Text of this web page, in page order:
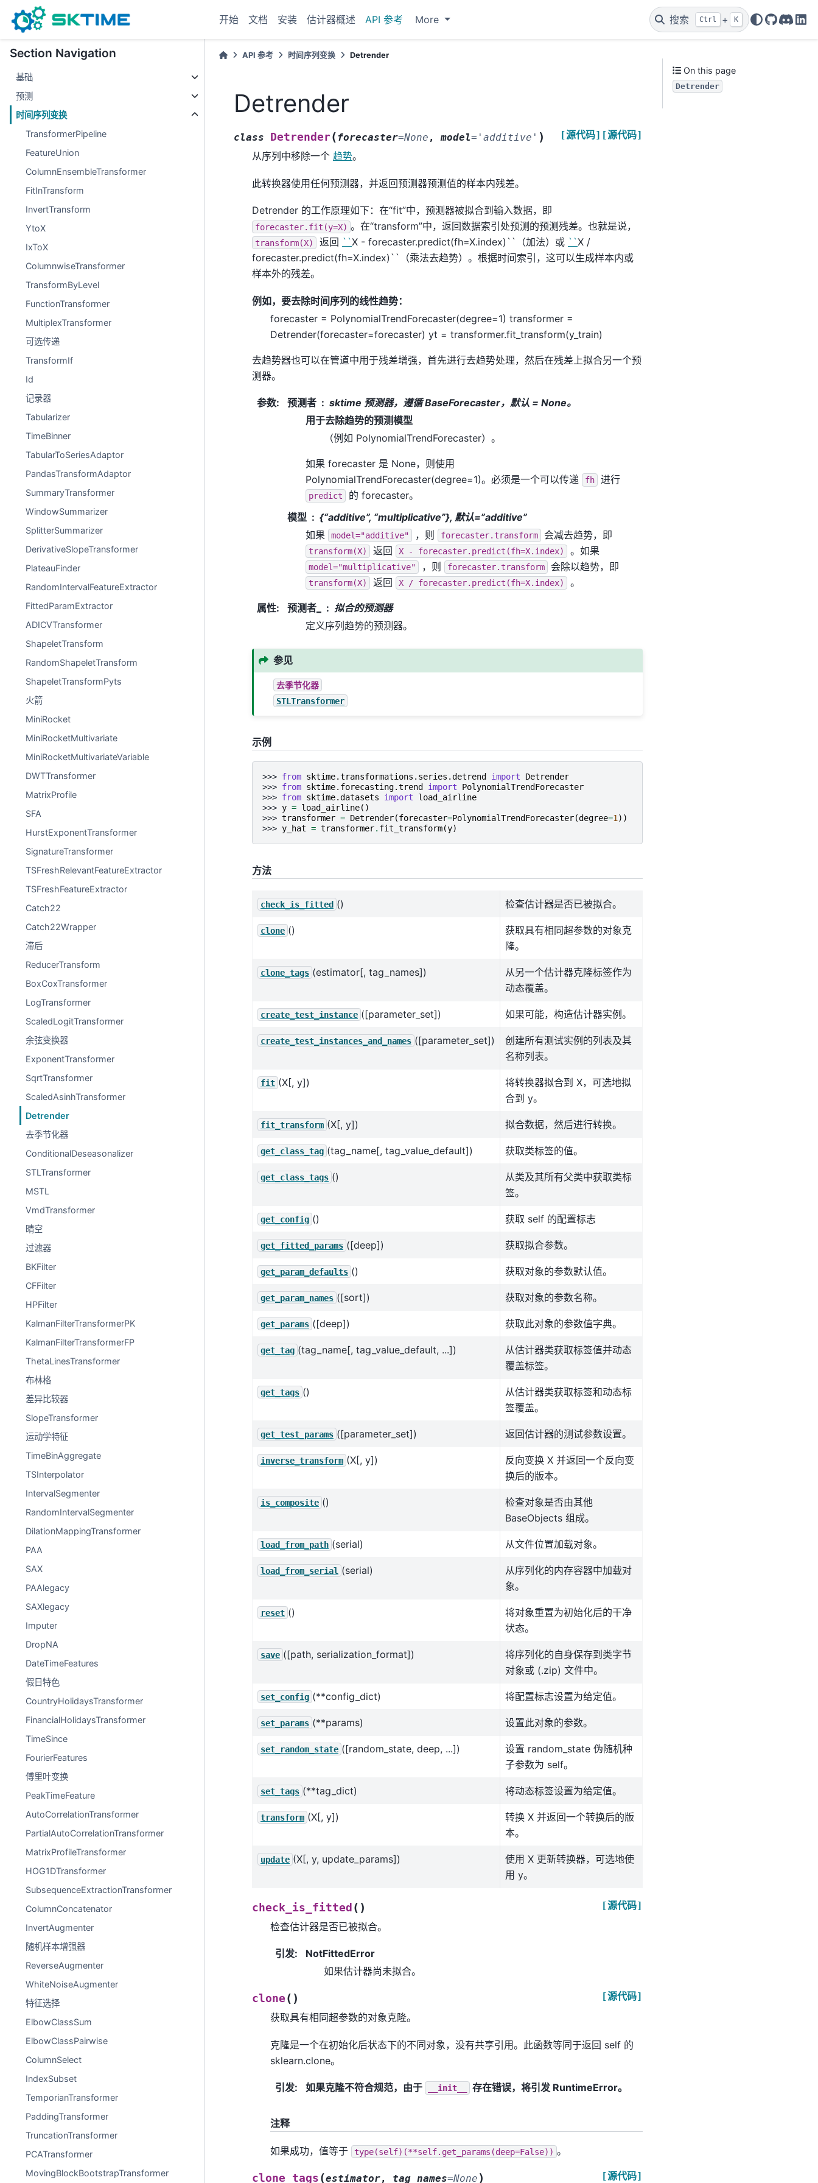
开始 文档 安装 估计器概述 API 参考 More 搜索 Ctrl + K
GitHub
Section Navigation
基础
预测
时间序列变换
TransformerPipeline
FeatureUnion
ColumnEnsembleTransformer
FitInTransform
InvertTransform
YtoX
IxToX
ColumnwiseTransformer
TransformByLevel
FunctionTransformer
MultiplexTransformer
可选传递
TransformIf
Id
记录器
Tabularizer
TimeBinner
TabularToSeriesAdaptor
PandasTransformAdaptor
SummaryTransformer
WindowSummarizer
SplitterSummarizer
DerivativeSlopeTransformer
PlateauFinder
RandomIntervalFeatureExtractor
FittedParamExtractor
ADICVTransformer
ShapeletTransform
RandomShapeletTransform
ShapeletTransformPyts
火箭
MiniRocket
MiniRocketMultivariate
MiniRocketMultivariateVariable
DWTTransformer
MatrixProfile
SFA
HurstExponentTransformer
SignatureTransformer
TSFreshRelevantFeatureExtractor
TSFreshFeatureExtractor
Catch22
Catch22Wrapper
滞后
ReducerTransform
BoxCoxTransformer
LogTransformer
ScaledLogitTransformer
余弦变换器
ExponentTransformer
SqrtTransformer
ScaledAsinhTransformer
Detrender
去季节化器
ConditionalDeseasonalizer
STLTransformer
MSTL
VmdTransformer
晴空
过滤器
BKFilter
CFFilter
HPFilter
KalmanFilterTransformerPK
KalmanFilterTransformerFP
ThetaLinesTransformer
布林格
差异比较器
SlopeTransformer
运动学特征
TimeBinAggregate
TSInterpolator
IntervalSegmenter
RandomIntervalSegmenter
DilationMappingTransformer
PAA
SAX
PAAlegacy
SAXlegacy
Imputer
DropNA
DateTimeFeatures
假日特色
CountryHolidaysTransformer
FinancialHolidaysTransformer
TimeSince
FourierFeatures
傅里叶变换
PeakTimeFeature
AutoCorrelationTransformer
PartialAutoCorrelationTransformer
MatrixProfileTransformer
HOG1DTransformer
SubsequenceExtractionTransformer
ColumnConcatenator
InvertAugmenter
随机样本增强器
ReverseAugmenter
WhiteNoiseAugmenter
特征选择
ElbowClassSum
ElbowClassPairwise
ColumnSelect
IndexSubset
TemporianTransformer
PaddingTransformer
TruncationTransformer
PCATransformer
MovingBlockBootstrapTransformer
API 参考 时间序列变换 Detrender
Detrender
class Detrender(forecaster=None ,model= 'additive' ) [源代码]
[源代码]
从序列中移除一个 趋势。
此转换器使用任何预测器，并返回预测器预测值的样本内残差。
Detrender 的工作原理如下：在“fit”中，预测器被拟合到输入数据，即
forecaster.fit(y=X) 。在“transform”中，返回数据索引处预测的预测残差。也就是说，
transform(X) 返回 ``X - forecaster.predict(fh=X.index)``（加法）或 ``X /
forecaster.predict(fh=X.index)``（乘法去趋势）。根据时间索引，这可以生成样本内或
样本外的残差。
例如，要去除时间序列的线性趋势：
forecaster = PolynomialTrendForecaster(degree=1) transformer =
Detrender(forecaster=forecaster) yt = transformer.fit_transform(y_train)
去趋势器也可以在管道中用于残差增强，首先进行去趋势处理，然后在残差上拟合另一个预
测器。
参数: 预测者
sktime 预测器，遵循 BaseForecaster，默认 = None。
用于去除趋势的预测模型
（例如 PolynomialTrendForecaster）。
如果 forecaster 是 None，则使用
PolynomialTrendForecaster(degree=1)。必须是一个可以传递
fh 进行
predict
的 forecaster。
模型
{“additive”, “multiplicative”}, 默认=”additive”
如果
model="additive" ，则 forecaster.transform 会减去趋势，即
transform(X) 返回 X - forecaster.predict(fh=X.index) 。如果
model="multiplicative" ，则 forecaster.transform 会除以趋势，即
transform(X) 返回 X / forecaster.predict(fh=X.index) 。
属性: 预测者_
拟合的预测器
定义序列趋势的预测器。
参见
去季节化器
STLTransformer
示例
>>> from sktime.transformations.series.detrend import
Detrender
>>> from sktime.forecasting.trend import
PolynomialTrendForecaster
>>> from sktime.datasets import
load_airline
>>> y = load_airline()
>>> transformer = Detrender(forecaster=PolynomialTrendForecaster(degree=1))
>>> y_hat = transformer. fit_transform(y)
方法
check_is_fitted () 检查估计器是否已被拟合。
clone ()
获取具有相同超参数的对象克
隆。
clone_tags (estimator[, tag_names])
从另一个估计器克隆标签作为
动态覆盖。
create_test_instance ([parameter_set]) 如果可能，构造估计器实例。
create_test_instances_and_names ([parameter_set])
创建所有测试实例的列表及其
名称列表。
fit (X[, y])
将转换器拟合到 X，可选地拟
合到 y。
fit_transform (X[, y]) 拟合数据，然后进行转换。
get_class_tag (tag_name[, tag_value_default]) 获取类标签的值。
get_class_tags ()
从类及其所有父类中获取类标
签。
get_config () 获取 self 的配置标志
get_fitted_params ([deep]) 获取拟合参数。
get_param_defaults () 获取对象的参数默认值。
get_param_names ([sort]) 获取对象的参数名称。
get_params ([deep]) 获取此对象的参数值字典。
get_tag (tag_name[, tag_value_default, ...])
从估计器类获取标签值并动态
覆盖标签。
get_tags ()
从估计器类获取标签和动态标
签覆盖。
get_test_params ([parameter_set]) 返回估计器的测试参数设置。
inverse_transform (X[, y])
反向变换 X 并返回一个反向变
换后的版本。
is_composite ()
检查对象是否由其他
BaseObjects 组成。
load_from_path (serial) 从文件位置加载对象。
load_from_serial (serial)
从序列化的内存容器中加载对
象。
reset ()
将对象重置为初始化后的干净
状态。
save ([path, serialization_format])
将序列化的自身保存到类字节
对象或 (.zip) 文件中。
set_config (**config_dict) 将配置标志设置为给定值。
set_params (**params) 设置此对象的参数。
set_random_state ([random_state, deep, ...])
设置 random_state 伪随机种
子参数为 self。
set_tags (**tag_dict) 将动态标签设置为给定值。
transform (X[, y])
转换 X 并返回一个转换后的版
本。
update (X[, y, update_params])
使用 X 更新转换器，可选地使
用 y。
check_is_fitted ( ) [源代码]
检查估计器是否已被拟合。
引发:
NotFittedError
如果估计器尚未拟合。
clone ( ) [源代码]
获取具有相同超参数的对象克隆。
克隆是一个在初始化后状态下的不同对象，没有共享引用。此函数等同于返回 self 的
sklearn.clone。
引发: 如果克隆不符合规范，由于 __init__ 存在错误，将引发 RuntimeError。
注释
如果成功，值等于 type(self)(**self.get_params(deep=False)) 。
clone_tags (estimator, tag_names=None ) [源代码]
On this page
Detrender